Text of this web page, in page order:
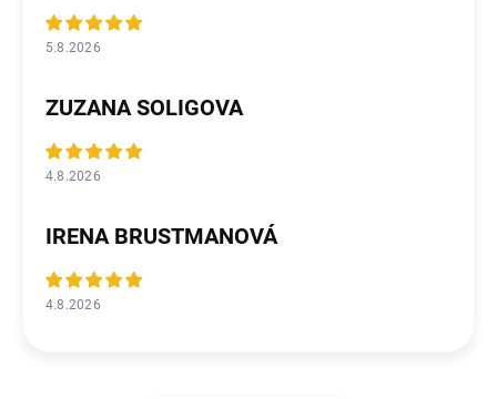
5.8.2026
ZUZANA SOLIGOVA
4.8.2026
IRENA BRUSTMANOVÁ
4.8.2026